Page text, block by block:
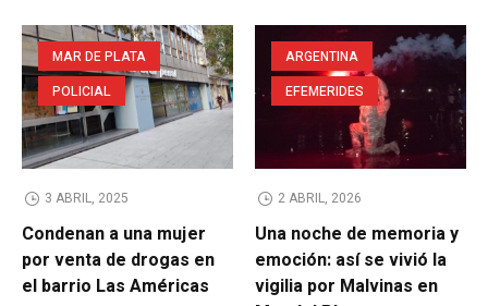
MAR DE PLATA
POLICIAL
3 ABRIL, 2025
Condenan a una mujer
por venta de drogas en
el barrio Las Américas
ARGENTINA
EFEMERIDES
2 ABRIL, 2026
Una noche de memoria y
emoción: así se vivió la
vigilia por Malvinas en